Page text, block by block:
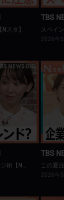
スタ】
TBS
スペイ
2026年
夏の相棒「そうめん」個性豊かなアレンジ術【Nスタ】
TBS
この夏
2026年